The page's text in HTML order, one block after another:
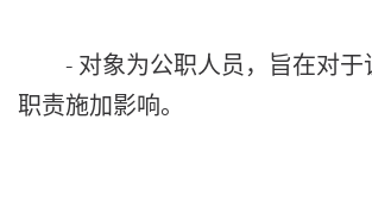
- 对象为公职人员，旨在对于
职责施加影响。